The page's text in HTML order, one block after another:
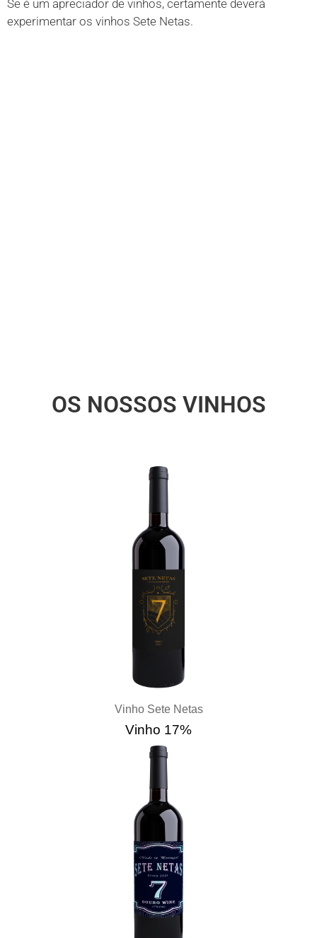
Se é um apreciador de vinhos, certamente deverá
experimentar os vinhos Sete Netas.
OS NOSSOS VINHOS
Vinho Sete Netas
Vinho 17%